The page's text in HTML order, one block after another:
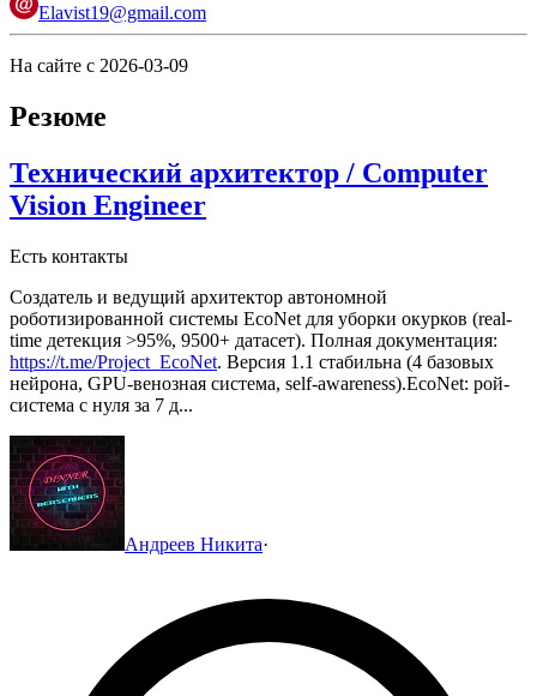
Elavist19@gmail.com
На сайте с 2026-03-09
Резюме
Технический архитектор / Computer
Vision Engineer
Есть контакты
Создатель и ведущий архитектор автономной
роботизированной системы EcoNet для уборки окурков (real-
time детекция >95%, 9500+ датасет). Полная документация:
https://t.me/Project_EcoNet. Версия 1.1 стабильна (4 базовых
нейрона, GPU-венозная система, self-awareness).EcoNet: рой-
система с нуля за 7 д...
Андреев Никита·